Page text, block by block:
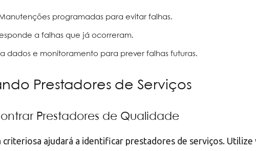
programadas para evitar falhas.
a falhas que já ocorreram.
dados e monitoramento para prever falhas futuras.
Prestadores de Serviços
Prestadores de Qualidade
criteriosa ajudará a identificar prestadores de serviços. Utilize